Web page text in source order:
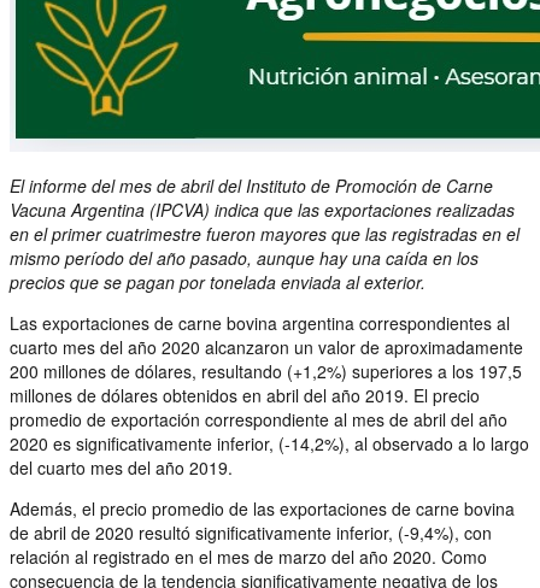
El informe del mes de abril del Instituto de Promoción de Carne
Vacuna Argentina (IPCVA) indica que las exportaciones realizadas
en el primer cuatrimestre fueron mayores que las registradas en el
mismo período del año pasado, aunque hay una caída en los
precios que se pagan por tonelada enviada al exterior.
Las exportaciones de carne bovina argentina correspondientes al
cuarto mes del año 2020 alcanzaron un valor de aproximadamente
200 millones de dólares, resultando (+1,2%) superiores a los 197,5
millones de dólares obtenidos en abril del año 2019. El precio
promedio de exportación correspondiente al mes de abril del año
2020 es significativamente inferior, (-14,2%), al observado a lo largo
del cuarto mes del año 2019.
Además, el precio promedio de las exportaciones de carne bovina
de abril de 2020 resultó significativamente inferior, (-9,4%), con
relación al registrado en el mes de marzo del año 2020. Como
consecuencia de la tendencia significativamente negativa de los